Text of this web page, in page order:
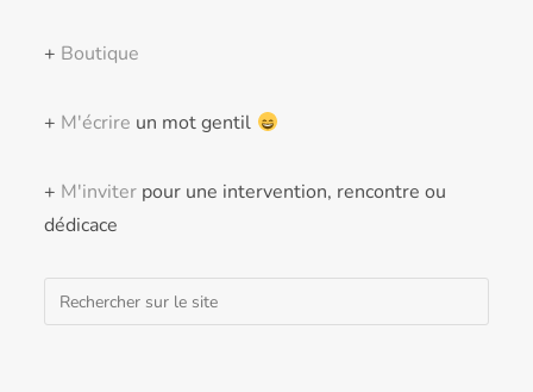
+ Boutique
+ M'écrire un mot gentil
+ M'inviter pour une intervention, rencontre ou
dédicace
Rechercher